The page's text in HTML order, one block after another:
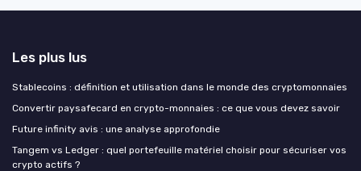
Les plus lus
Stablecoins : définition et utilisation dans le monde des cryptomonnaies
Convertir paysafecard en crypto-monnaies : ce que vous devez savoir
Future infinity avis : une analyse approfondie
Tangem vs Ledger : quel portefeuille matériel choisir pour sécuriser vos
crypto actifs ?